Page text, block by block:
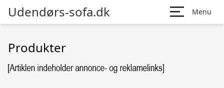
Udendørs-sofa.dk Menu
Produkter